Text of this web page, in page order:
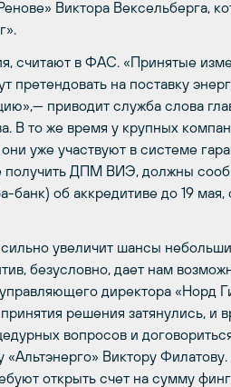
Виктора Вексельберга,
считают в ФАС. «Принятые
претендовать на поставку
приводит служба слова
В то же время у крупных
уже участвуют в системе
ДПМ ВИЭ, должны
банк) об аккредитиве до 19
увеличит шансы
безусловно, дает нам
директора «Норд
решения затянулись, и
вопросов и
Виктору
открыть счет на сумму